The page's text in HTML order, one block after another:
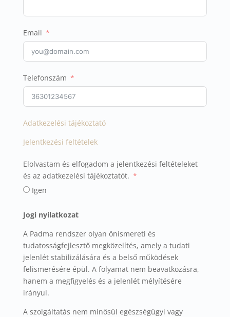
Email
Telefonszám
Adatkezelési tájékoztató
Jelentkezési feltételek
Elolvastam és elfogadom a jelentkezési feltételeket
és az adatkezelési tájékoztatót.
Igen
Jogi nyilatkozat
A Padma rendszer olyan önismereti és
tudatosságfejlesztő megközelítés, amely a tudati
jelenlét stabilizálására és a belső működések
felismerésére épül. A folyamat nem beavatkozásra,
hanem a megfigyelés és a jelenlét mélyítésére
irányul.
A szolgáltatás nem minősül egészségügyi vagy